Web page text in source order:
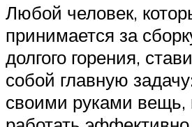
Любой человек,
принимается за
долгого горения,
собой главную
своими руками вещь,